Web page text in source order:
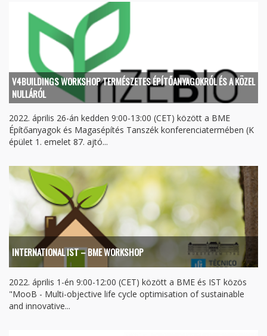
V4BUILDINGS WORKSHOP TERMÉSZETES ÉPÍTŐANYAGOKRÓL ÉS A KÖZEL
NULLÁRÓL
2022. április 26-án kedden 9:00-13:00 (CET) között a BME
Építőanyagok és Magasépítés Tanszék konferenciatermében (K
épület 1. emelet 87. ajtó...
INTERNATIONAL IST – BME WORKSHOP
2022. április 1-én 9:00-12:00 (CET) között a BME és IST közös
"MooB - Multi-objective life cycle optimisation of sustainable
and innovative...